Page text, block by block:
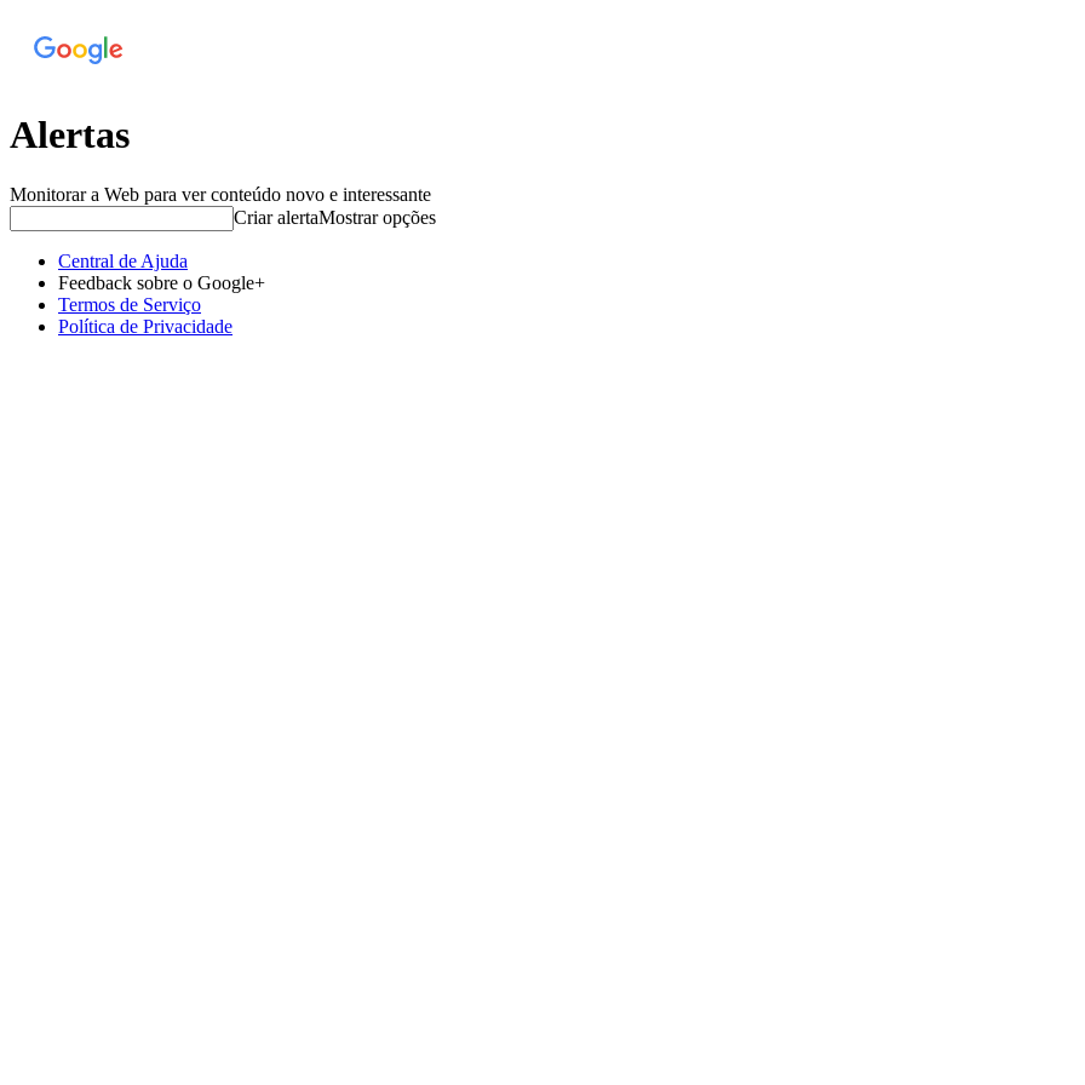
Alertas
Monitorar a Web para ver conteúdo novo e interessante
Criar alertaMostrar opções
Central de Ajuda
Feedback sobre o Google+
Termos de Serviço
Política de Privacidade